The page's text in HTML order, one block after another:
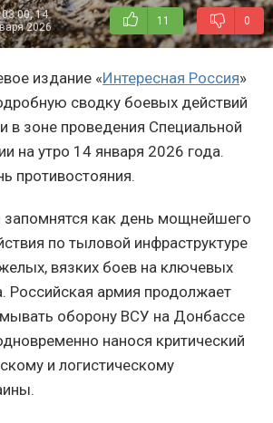
03:00, 14
2026
11 0
издание «Интересная Россия»
сводку боевых действий
в зоне проведения Специальной
на утро 14 января 2026 года.
противостояния.
запомнятся как день мощнейшего
по тыловой инфраструктуре
вязких боев на ключевых
Российская армия продолжает
оборону ВСУ на Донбассе
нанося критический
и логистическому